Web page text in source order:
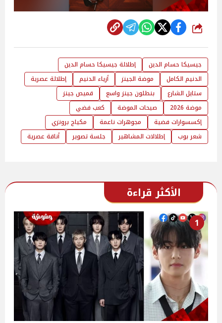
شارك
جيسيكا حسام الدين
إطلالة جيسيكا حسام الدين
الدنيم الكامل
موضة الجينز أزياء الدنيم
إطلالة عصرية
ستايل الشارع
بنطلون جينز واسع
قميص جينز
موضة 2026
صيحات الموضة
كعب فضي
إكسسوارات فضية
مجوهرات ناعمة
مكياج برونزي
شعر بوب
إطلالات المشاهير جلسة تصوير أناقة عصرية
الأكثر قراءة
1